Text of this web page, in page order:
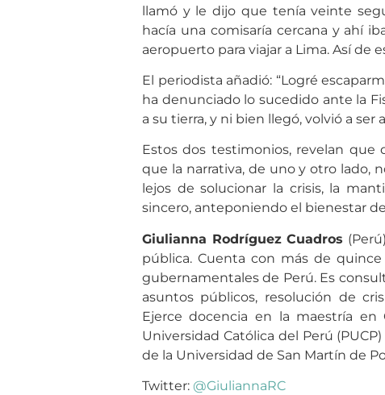
llamó y le dijo que tenía veinte
hacía una comisaría cercana y ahí
aeropuerto para viajar a Lima. Así de
El periodista añadió: “Logré
ha denunciado lo sucedido ante la
a su tierra, y ni bien llegó, volvió a
Estos dos testimonios, revelan
que la narrativa, de uno y otro lado,
lejos de solucionar la crisis, la
sincero, anteponiendo el bienestar
Giulianna Rodríguez Cuadros
pública. Cuenta con más de
gubernamentales de Perú. Es
asuntos públicos, resolución de
Ejerce docencia en la maestría en
Universidad Católica del Perú
de la Universidad de San Martín de
Twitter: @GiuliannaRC